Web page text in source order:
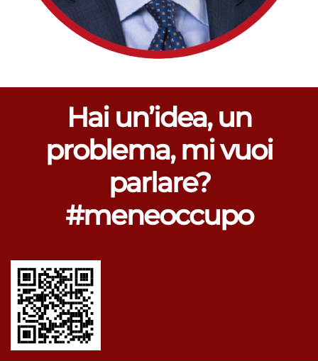
Hai un’idea, un
problema, mi vuoi
parlare?
#meneoccupo